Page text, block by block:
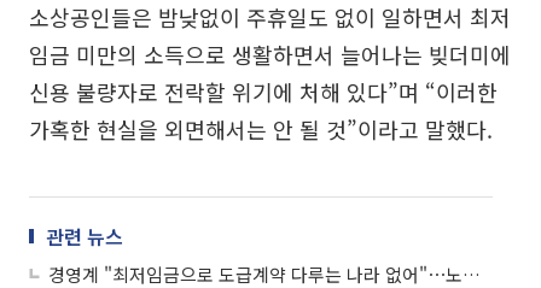
소상공인들은 밤낮없이 주휴일도 없이 일하면서 최저
임금 미만의 소득으로 생활하면서 늘어나는 빚더미에
신용 불량자로 전락할 위기에 처해 있다”며 “이러한
가혹한 현실을 외면해서는 안 될 것”이라고 말했다.
관련 뉴스
경영계 "최저임금으로 도급계약 다루는 나라 없어"⋯노동계 "양극화 해소 위해 필수"